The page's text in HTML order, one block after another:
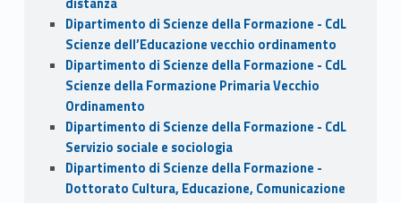
Dipartimento di Scienze della Formazione - CdL
Scienze dell’Educazione vecchio ordinamento
Dipartimento di Scienze della Formazione - CdL
Scienze della Formazione Primaria Vecchio
Ordinamento
Dipartimento di Scienze della Formazione - CdL
Servizio sociale e sociologia
Dipartimento di Scienze della Formazione -
Dottorato Cultura, Educazione, Comunicazione